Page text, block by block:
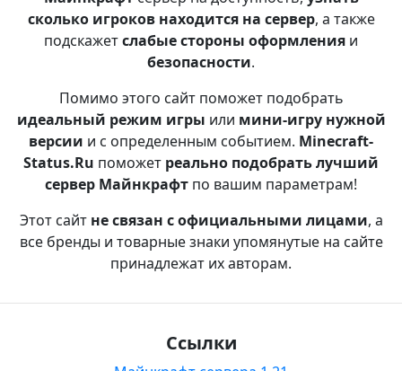
сколько игроков находится на сервер, а также
подскажетслабые стороны оформления и
безопасности.
Помимо этого сайт поможет подобрать
идеальный режим игры или мини-игру нужной
версии и с определенным событием. Minecraft-
Status.Ru поможет реально подобрать лучший
сервер Майнкрафт по вашим параметрам!
Этот сайт не связан с официальными лицами, а
все бренды и товарные знаки упомянутые на сайте
принадлежат их авторам.
Ссылки